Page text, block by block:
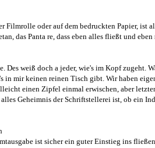
Filmrolle oder auf dem bedruckten Papier, ist
das Panta re, dass eben alles fließt und
Des weiß doch a jeder, wie's im Kopf zugeht.
in mir keinen reinen Tisch gibt. Wir haben
einen Zipfel einmal erwischen, aber
alles Geheimnis der Schriftstellerei ist, ob ein
ist sicher ein guter Einstieg ins